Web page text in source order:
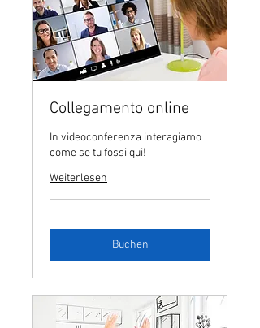
Collegamento online
In videoconferenza interagiamo
come se tu fossi qui!
Weiterlesen
Buchen